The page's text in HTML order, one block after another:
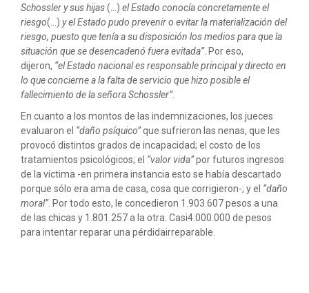
Schossler y sus hijas(...) el Estado conocía concretamente el
riesgo(...) y el Estado pudo prevenir o evitar la materialización del
riesgo, puesto que tenía a su disposición los medios para que la
situación que se desencadenó fuera evitada”. Por eso,
dijeron, “el Estado nacional es responsable principal y directo en
lo que concierne a la falta de servicio que hizo posible el
fallecimiento de la señora Schossler”.
En cuanto a los montos de las indemnizaciones, los jueces
evaluaron el “daño psíquico”que sufrieron las nenas, que les
provocó distintos grados de incapacidad; el costo de los
tratamientos psicológicos; el “valor vida”por futuros ingresos
de la víctima -en primera instancia esto se había descartado
porque sólo era ama de casa, cosa que corrigieron-; y el “daño
moral”. Por todo esto, le concedieron 1.903.607 pesos a una
de las chicas y 1.801.257 a la otra. Casi4.000.000 de pesos
para intentar reparar una pérdidairreparable.